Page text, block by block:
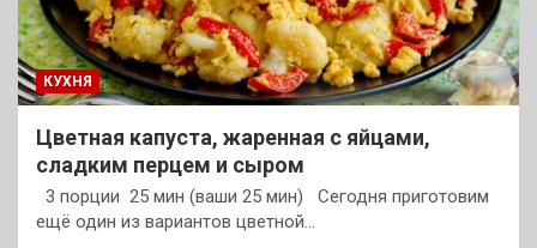
КУХНЯ
Цветная капуста, жаренная с яйцами,
сладким перцем и сыром
3 порции 25 мин (ваши 25 мин) Сегодня приготовим
ещё один из вариантов цветной…